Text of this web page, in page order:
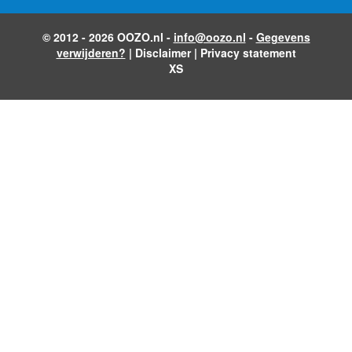
© 2012 - 2026 OOZO.nl - info@oozo.nl - Gegevens
verwijderen? | Disclaimer| Privacy statement
XS